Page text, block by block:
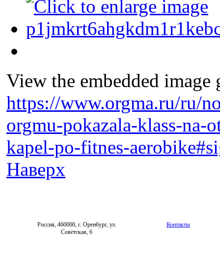
View the embedded
https://www.orgma.ru/ru/
orgmu-pokazala-klass-na-
kapel-po-fitnes-
Наверх
Россия, 460000, г. Оренбург, ул.
Советская, 6
Контакты